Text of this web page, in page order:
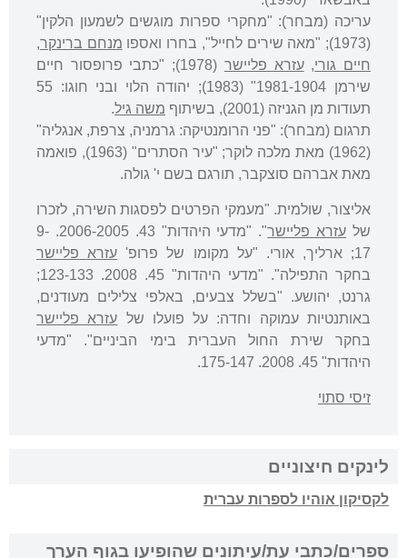
עריכה (מבחר): "מחקרי ספרות מוגשים לשמעון הלקין"
(1973); "מאה שירים לחייל", בחרו ואספו
מנחם ברינקר,
חיים גורי,עזרא פליישר
(1978); "כתבי פרופסור חיים
שירמן 1981-1904" (1983); יהודה הלוי ובני חוגו: 55
תעודות מן הגניזה (2001), בשיתוף
משה גיל.
תרגום (מבחר): "פני הרומנטיקה: גרמניה, צרפת, אנגליה"
(1962) מאת מלכה לוקר; "עיר הסתרים" (1963), פואמה
מאת אברהם סוצקבר, תורגם בשם י' גולה.
אליצור, שולמית. "מעמקי הפרטים לפסגות השירה, לזכרו
של עזרא פליישר
". "מדעי היהדות" 43. 2006-2005. 9-
17; ארליך, אורי. "על מקומו של פרופ'
עזרא פליישר
בחקר התפילה". "מדעי היהדות" 45. 2008. 123-133;
גרנט, יהושע. "בשלל צבעים, באלפי צלילים מעודנים,
באותנטיות עמוקה וחדה: על פועלו של עזרא פליישר
בחקר שירת החול העברית בימי הביניים". "מדעי
היהדות" 45. 2008. 175-147.
זיסי סתוי
לינקים חיצוניים
לקסיקון אוהיו לספרות עברית
ספרים/כתבי עת/עיתונים שהופיעו בגוף הערך